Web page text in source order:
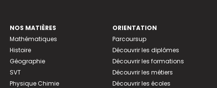
NOS MATIÈRES
Mathématiques
Histoire
Géographie
SVT
Physique Chimie
ORIENTATION
Parcoursup
Découvrir les diplômes
Découvrir les formations
Découvrir les métiers
Découvrir les écoles